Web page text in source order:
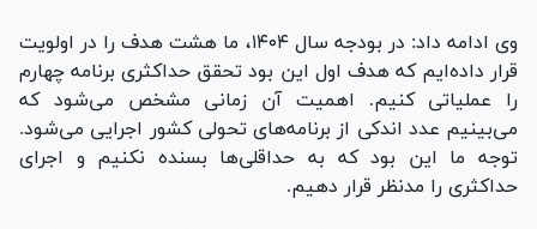
وی ادامه داد: در بودجه سال ۱۴۰۴، ما هشت هدف را در اولویت
قرار داده‌ایم که هدف اول این بود تحقق حداکثری برنامه چهارم
را عملیاتی کنیم. اهمیت آن زمانی مشخص می‌شود که
می‌بینیم عدد اندکی از برنامه‌های تحولی کشور اجرایی می‌شود.
توجه ما این بود که به حداقلی‌ها بسنده نکنیم و اجرای
حداکثری را مدنظر قرار دهیم.